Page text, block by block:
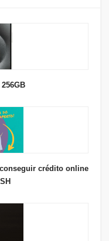
crédito online